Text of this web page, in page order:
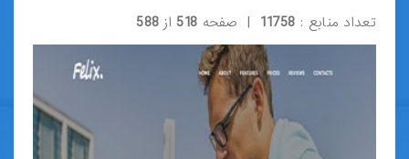
قالب-HTML
تعداد منابع : 11758 | صفحه 518 از 588